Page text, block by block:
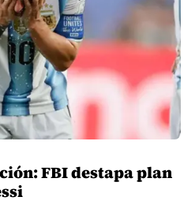
FBI destapa plan